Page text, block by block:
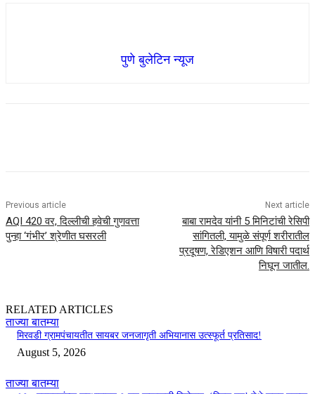
पुणे बुलेटिन न्यूज
Previous article
AQI 420 वर, दिल्लीची हवेची गुणवत्ता
पुन्हा ‘गंभीर’ श्रेणीत घसरली
Next article
बाबा रामदेव यांनी 5 मिनिटांची रेसिपी
सांगितली, यामुळे संपूर्ण शरीरातील
प्रदूषण, रेडिएशन आणि विषारी पदार्थ
निघून जातील.
RELATED ARTICLES
ताज्या बातम्या
मिरवडी ग्रामपंचायतीत सायबर जनजागृती अभियानास उत्स्फूर्त प्रतिसाद!
August 5, 2026
ताज्या बातम्या